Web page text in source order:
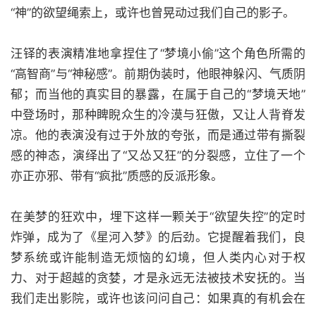
“神”的欲望绳索上，或许也曾晃动过我们自己的影子。
汪铎的表演精准地拿捏住了“梦境小偷”这个角色所需的
“高智商”与“神秘感”。前期伪装时，他眼神躲闪、气质阴
郁；而当他的真实目的暴露，在属于自己的“梦境天地”
中登场时，那种睥睨众生的冷漠与狂傲，又让人背脊发
凉。他的表演没有过于外放的夸张，而是通过带有撕裂
感的神态，演绎出了“又怂又狂”的分裂感，立住了一个
亦正亦邪、带有“疯批”质感的反派形象。
在美梦的狂欢中，埋下这样一颗关于“欲望失控”的定时
炸弹，成为了《星河入梦》的后劲。它提醒着我们，良
梦系统或许能制造无烦恼的幻境，但人类内心对于权
力、对于超越的贪婪，才是永远无法被技术安抚的。当
我们走出影院，或许也该问问自己：如果真的有机会在